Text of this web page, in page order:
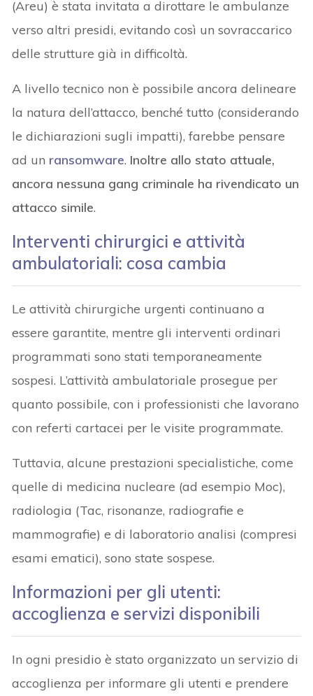
(Areu) è stata invitata a dirottare le ambulanze
verso altri presidi, evitando così un sovraccarico
delle strutture già in difficoltà.
A livello tecnico non è possibile ancora delineare
la natura dell’attacco, benché tutto (considerando
le dichiarazioni sugli impatti), farebbe pensare
ad un ransomware. Inoltre allo stato attuale,
ancora nessuna gang criminale ha rivendicato un
attacco simile.
Interventi chirurgici e attività
ambulatoriali: cosa cambia
Le attività chirurgiche urgenti continuano a
essere garantite, mentre gli interventi ordinari
programmati sono stati temporaneamente
sospesi. L’attività ambulatoriale prosegue per
quanto possibile, con i professionisti che lavorano
con referti cartacei per le visite programmate.
Tuttavia, alcune prestazioni specialistiche, come
quelle di medicina nucleare (ad esempio Moc),
radiologia (Tac, risonanze, radiografie e
mammografie) e di laboratorio analisi (compresi
esami ematici), sono state sospese.
Informazioni per gli utenti:
accoglienza e servizi disponibili
In ogni presidio è stato organizzato un servizio di
accoglienza per informare gli utenti e prendere